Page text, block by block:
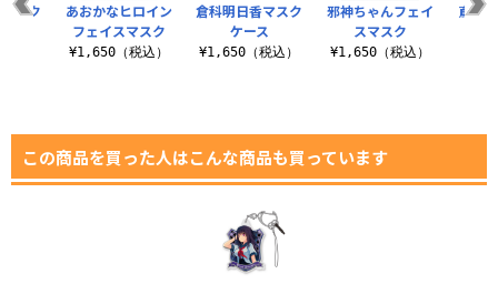
倉科明日香マスク
ケース
¥1,650（税込）
邪神ちゃんフェイ
スマスク
¥1,650（税込）
鳶沢
スク
あおかなヒロイン
フェイスマスク
¥1,650（税込）
この商品を買った人はこんな商品も買っています